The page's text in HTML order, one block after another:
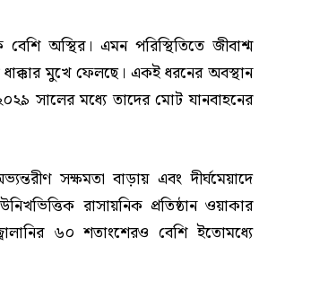
অস্থির। এমন পরিস্থিতিতে জীবাশ্ম
মুখে ফেলছে। একই ধরনের অবস্থান
২০২৯ সালের মধ্যে তাদের মোট যানবাহনের
সক্ষমতা বাড়ায় এবং দীর্ঘমেয়াদে
রাসায়নিক প্রতিষ্ঠান ওয়াকার
৬০ শতাংশেরও বেশি ইতোমধ্যে